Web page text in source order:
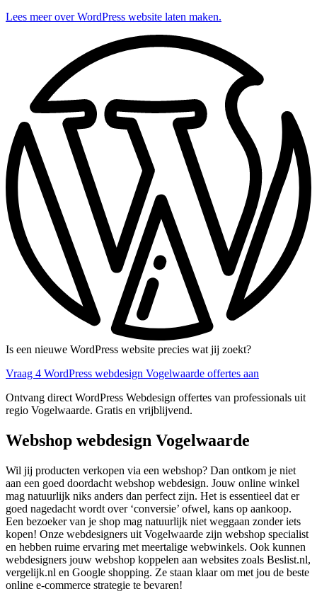
Lees meer over WordPress website laten maken.
Is een nieuwe WordPress website precies wat jij zoekt?
Vraag 4 WordPress webdesign Vogelwaarde offertes aan
Ontvang direct WordPress Webdesign offertes van professionals uit
regio Vogelwaarde. Gratis en vrijblijvend.
Webshop webdesign Vogelwaarde
Wil jij producten verkopen via een webshop? Dan ontkom je niet
aan een goed doordacht webshop webdesign. Jouw online winkel
mag natuurlijk niks anders dan perfect zijn. Het is essentieel dat er
goed nagedacht wordt over ‘conversie’ ofwel, kans op aankoop.
Een bezoeker van je shop mag natuurlijk niet weggaan zonder iets
kopen! Onze webdesigners uit Vogelwaarde zijn webshop specialist
en hebben ruime ervaring met meertalige webwinkels. Ook kunnen
webdesigners jouw webshop koppelen aan websites zoals Beslist.nl,
vergelijk.nl en Google shopping. Ze staan klaar om met jou de beste
online e-commerce strategie te bevaren!